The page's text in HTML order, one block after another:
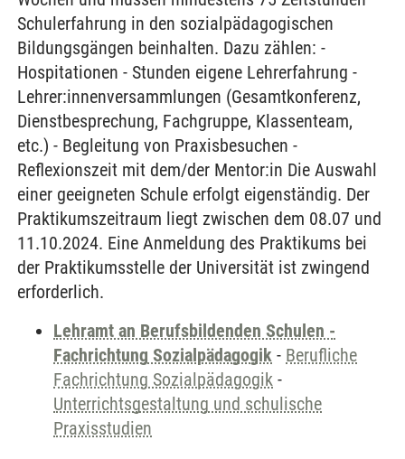
Schulerfahrung in den sozialpädagogischen
Bildungsgängen beinhalten. Dazu zählen: -
Hospitationen - Stunden eigene Lehrerfahrung -
Lehrer:innenversammlungen (Gesamtkonferenz,
Dienstbesprechung, Fachgruppe, Klassenteam,
etc.) - Begleitung von Praxisbesuchen -
Reflexionszeit mit dem/der Mentor:in Die Auswahl
einer geeigneten Schule erfolgt eigenständig. Der
Praktikumszeitraum liegt zwischen dem 08.07 und
11.10.2024. Eine Anmeldung des Praktikums bei
der Praktikumsstelle der Universität ist zwingend
erforderlich.
Lehramt an Berufsbildenden Schulen -
Fachrichtung Sozialpädagogik - Berufliche
Fachrichtung Sozialpädagogik -
Unterrichtsgestaltung und schulische
Praxisstudien